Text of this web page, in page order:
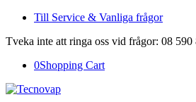
Till Service & Vanliga frågor
Tveka inte att ringa oss vid frågor: 08 590
0Shopping Cart